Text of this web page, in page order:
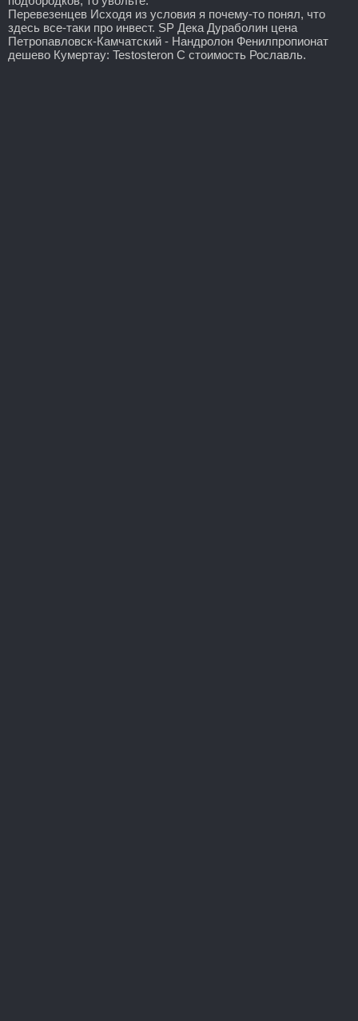
Перевезенцев Исходя из условия я почему-то понял, что
здесь все-таки про инвест. SP Дека Дураболин цена
Петропавловск-Камчатский - Нандролон Фенилпропионат
дешево Кумертау: Testosteron C стоимость Рославль.